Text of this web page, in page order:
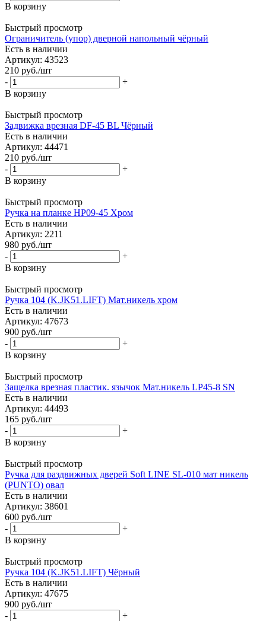
В корзину
Быстрый просмотр
Ограничитель (упор) дверной напольный чёрный
Есть в наличии
Артикул: 43523
210 руб./шт
-
+
В корзину
Быстрый просмотр
Задвижка врезная DF-45 BL Чёрный
Есть в наличии
Артикул: 44471
210 руб./шт
-
+
В корзину
Быстрый просмотр
Ручка на планке HP09-45 Хром
Есть в наличии
Артикул: 2211
980 руб./шт
-
+
В корзину
Быстрый просмотр
Ручка 104 (K.JK51.LIFT) Мат.никель хром
Есть в наличии
Артикул: 47673
900 руб./шт
-
+
В корзину
Быстрый просмотр
Защелка врезная пластик. язычок Мат.никель LP45-8 SN
Есть в наличии
Артикул: 44493
165 руб./шт
-
+
В корзину
Быстрый просмотр
Ручка для раздвижных дверей Soft LINE SL-010 мат никель
(PUNTO) овал
Есть в наличии
Артикул: 38601
600 руб./шт
-
+
В корзину
Быстрый просмотр
Ручка 104 (K.JK51.LIFT) Чёрный
Есть в наличии
Артикул: 47675
900 руб./шт
-
+